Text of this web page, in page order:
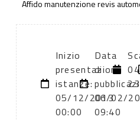
Affido manutenzione revis
Inizio
presentazione
istanze:
05/12/2013
00:00
Data
di
06/02/
09:40